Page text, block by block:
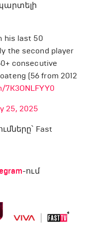
his last 50
the second player
consecutive
(56 from 2012
25, 2025
Fast
-ում